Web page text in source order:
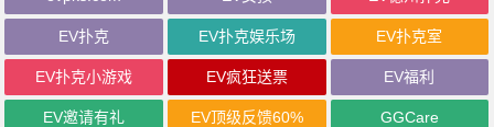
EV扑克 EV扑克娱乐场 EV扑克室
EV扑克小游戏 EV疯狂送票 EV福利
EV邀请有礼 EV顶级反馈60% GGCare